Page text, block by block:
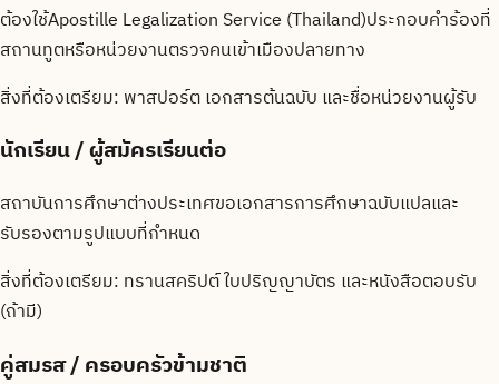
ต้องใช้Apostille Legalization Service (Thailand)ประกอบคำร้องที่
สถานทูตหรือหน่วยงานตรวจคนเข้าเมืองปลายทาง
สิ่งที่ต้องเตรียม: พาสปอร์ต เอกสารต้นฉบับ และชื่อหน่วยงานผู้รับ
นักเรียน / ผู้สมัครเรียนต่อ
สถาบันการศึกษาต่างประเทศขอเอกสารการศึกษาฉบับแปลและ
รับรองตามรูปแบบที่กำหนด
สิ่งที่ต้องเตรียม: ทรานสคริปต์ ใบปริญญาบัตร และหนังสือตอบรับ
(ถ้ามี)
คู่สมรส / ครอบครัวข้ามชาติ